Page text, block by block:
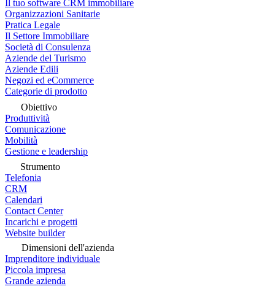
Il tuo software CRM immobiliare
Organizzazioni Sanitarie
Pratica Legale
Il Settore Immobiliare
Società di Consulenza
Aziende del Turismo
Aziende Edili
Negozi ed eCommerce
Categorie di prodotto
Obiettivo
Produttività
Comunicazione
Mobilità
Gestione e leadership
Strumento
Telefonia
CRM
Calendari
Contact Center
Incarichi e progetti
Website builder
Dimensioni dell'azienda
Imprenditore individuale
Piccola impresa
Grande azienda